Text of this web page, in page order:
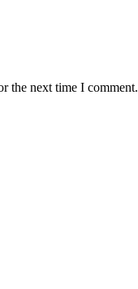
the next time I comment.